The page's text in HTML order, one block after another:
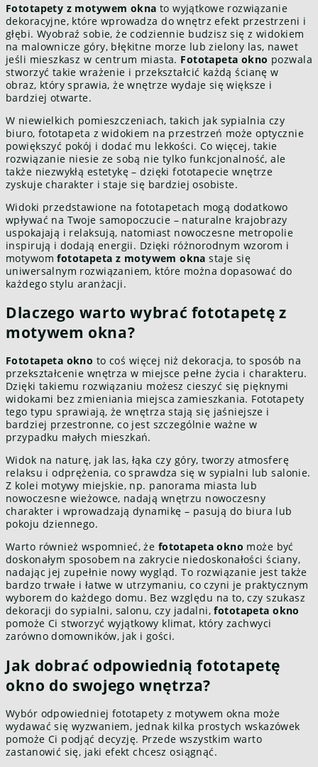
Fototapety z motywem okna to wyjątkowe rozwiązanie
dekoracyjne, które wprowadza do wnętrz efekt przestrzeni i
głębi. Wyobraź sobie, że codziennie budzisz się z widokiem
na malownicze góry, błękitne morze lub zielony las, nawet
jeśli mieszkasz w centrum miasta. Fototapeta okno pozwala
stworzyć takie wrażenie i przekształcić każdą ścianę w
obraz, który sprawia, że wnętrze wydaje się większe i
bardziej otwarte.
W niewielkich pomieszczeniach, takich jak sypialnia czy
biuro, fototapeta z widokiem na przestrzeń może optycznie
powiększyć pokój i dodać mu lekkości. Co więcej, takie
rozwiązanie niesie ze sobą nie tylko funkcjonalność, ale
także niezwykłą estetykę – dzięki fototapecie wnętrze
zyskuje charakter i staje się bardziej osobiste.
Widoki przedstawione na fototapetach mogą dodatkowo
wpływać na Twoje samopoczucie – naturalne krajobrazy
uspokajają i relaksują, natomiast nowoczesne metropolie
inspirują i dodają energii. Dzięki różnorodnym wzorom i
motywomfototapeta z motywem okna staje się
uniwersalnym rozwiązaniem, które można dopasować do
każdego stylu aranżacji.
Dlaczego warto wybrać fototapetę z
motywem okna?
Fototapeta okno to coś więcej niż dekoracja, to sposób na
przekształcenie wnętrza w miejsce pełne życia i charakteru.
Dzięki takiemu rozwiązaniu możesz cieszyć się pięknymi
widokami bez zmieniania miejsca zamieszkania. Fototapety
tego typu sprawiają, że wnętrza stają się jaśniejsze i
bardziej przestronne, co jest szczególnie ważne w
przypadku małych mieszkań.
Widok na naturę, jak las, łąka czy góry, tworzy atmosferę
relaksu i odprężenia, co sprawdza się w sypialni lub salonie.
Z kolei motywy miejskie, np. panorama miasta lub
nowoczesne wieżowce, nadają wnętrzu nowoczesny
charakter i wprowadzają dynamikę – pasują do biura lub
pokoju dziennego.
Warto również wspomnieć, że fototapeta okno może być
doskonałym sposobem na zakrycie niedoskonałości ściany,
nadając jej zupełnie nowy wygląd. To rozwiązanie jest także
bardzo trwałe i łatwe w utrzymaniu, co czyni je praktycznym
wyborem do każdego domu. Bez względu na to, czy szukasz
dekoracji do sypialni, salonu, czy jadalni,fototapeta okno
pomoże Ci stworzyć wyjątkowy klimat, który zachwyci
zarówno domowników, jak i gości.
Jak dobrać odpowiednią fototapetę
okno do swojego wnętrza?
Wybór odpowiedniej fototapety z motywem okna może
wydawać się wyzwaniem, jednak kilka prostych wskazówek
pomoże Ci podjąć decyzję. Przede wszystkim warto
zastanowić się, jaki efekt chcesz osiągnąć.